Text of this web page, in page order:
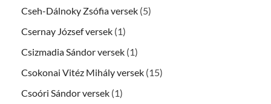
Cseh-Dálnoky Zsófia versek (5)
Csernay József versek (1)
Csizmadia Sándor versek (1)
Csokonai Vitéz Mihály versek (15)
Csoóri Sándor versek (1)